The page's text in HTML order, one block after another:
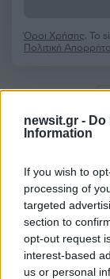
newsit.gr - Do
Information
If you wish to
processing of
targeted
section to
opt-out request
interest-based
us or personal
Όροι Χρήσης. Το
Πολιτική
Ακολουθήστε
ενημερωθείτε
τελευταία νέα